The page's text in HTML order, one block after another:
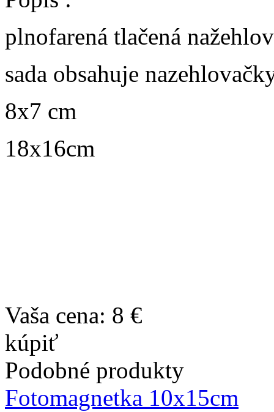
plnofarená tlačená
sada obsahuje
8x7 cm
18x16cm
Vaša cena: 8 €
kúpiť
Podobné produkty
Fotomagnetka 10x15cm